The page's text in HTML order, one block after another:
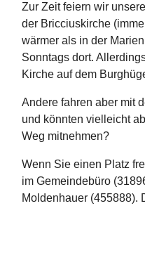
Zur Zeit feiern wir
der Bricciuskirche
wärmer als in der
Sonntags dort.
Kirche auf dem
Andere fahren aber mit
und könnten vielleicht
Weg mitnehmen?
Wenn Sie einen Platz
im Gemeindebüro
Moldenhauer (455888).